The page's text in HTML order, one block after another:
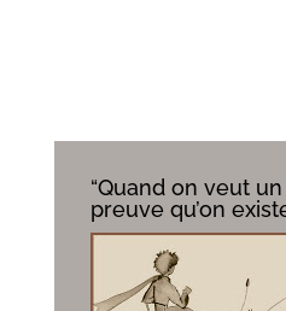
“Quand on veut
preuve qu’on